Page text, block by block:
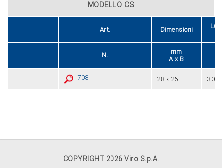
MODELLO CS
Art. Dimensioni
N.
mm
A x B
708 28 x 26
COPYRIGHT 2026 Viro S.p.A.